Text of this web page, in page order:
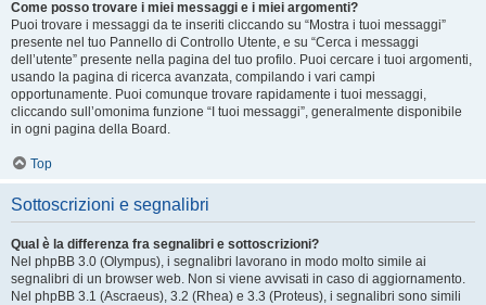
Come posso trovare i miei messaggi e i miei argomenti?
Puoi trovare i messaggi da te inseriti cliccando su “Mostra i tuoi messaggi”
presente nel tuo Pannello di Controllo Utente, e su “Cerca i messaggi
dell’utente” presente nella pagina del tuo profilo. Puoi cercare i tuoi argomenti,
usando la pagina di ricerca avanzata, compilando i vari campi
opportunamente. Puoi comunque trovare rapidamente i tuoi messaggi,
cliccando sull’omonima funzione “I tuoi messaggi”, generalmente disponibile
in ogni pagina della Board.
Top
Sottoscrizioni e segnalibri
Qual è la differenza fra segnalibri e sottoscrizioni?
Nel phpBB 3.0 (Olympus), i segnalibri lavorano in modo molto simile ai
segnalibri di un browser web. Non si viene avvisati in caso di aggiornamento.
Nel phpBB 3.1 (Ascraeus), 3.2 (Rhea) e 3.3 (Proteus), i segnalibri sono simili